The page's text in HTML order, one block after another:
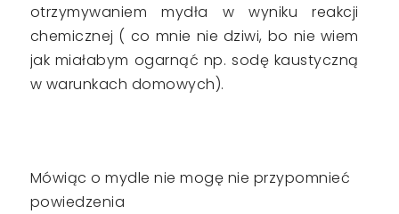
otrzymywaniem mydła w wyniku reakcji
chemicznej ( co mnie nie dziwi, bo nie wiem
jak miałabym ogarnąć np. sodę kaustyczną
w warunkach domowych).
Mówiąc o mydle nie mogę nie przypomnieć
powiedzenia